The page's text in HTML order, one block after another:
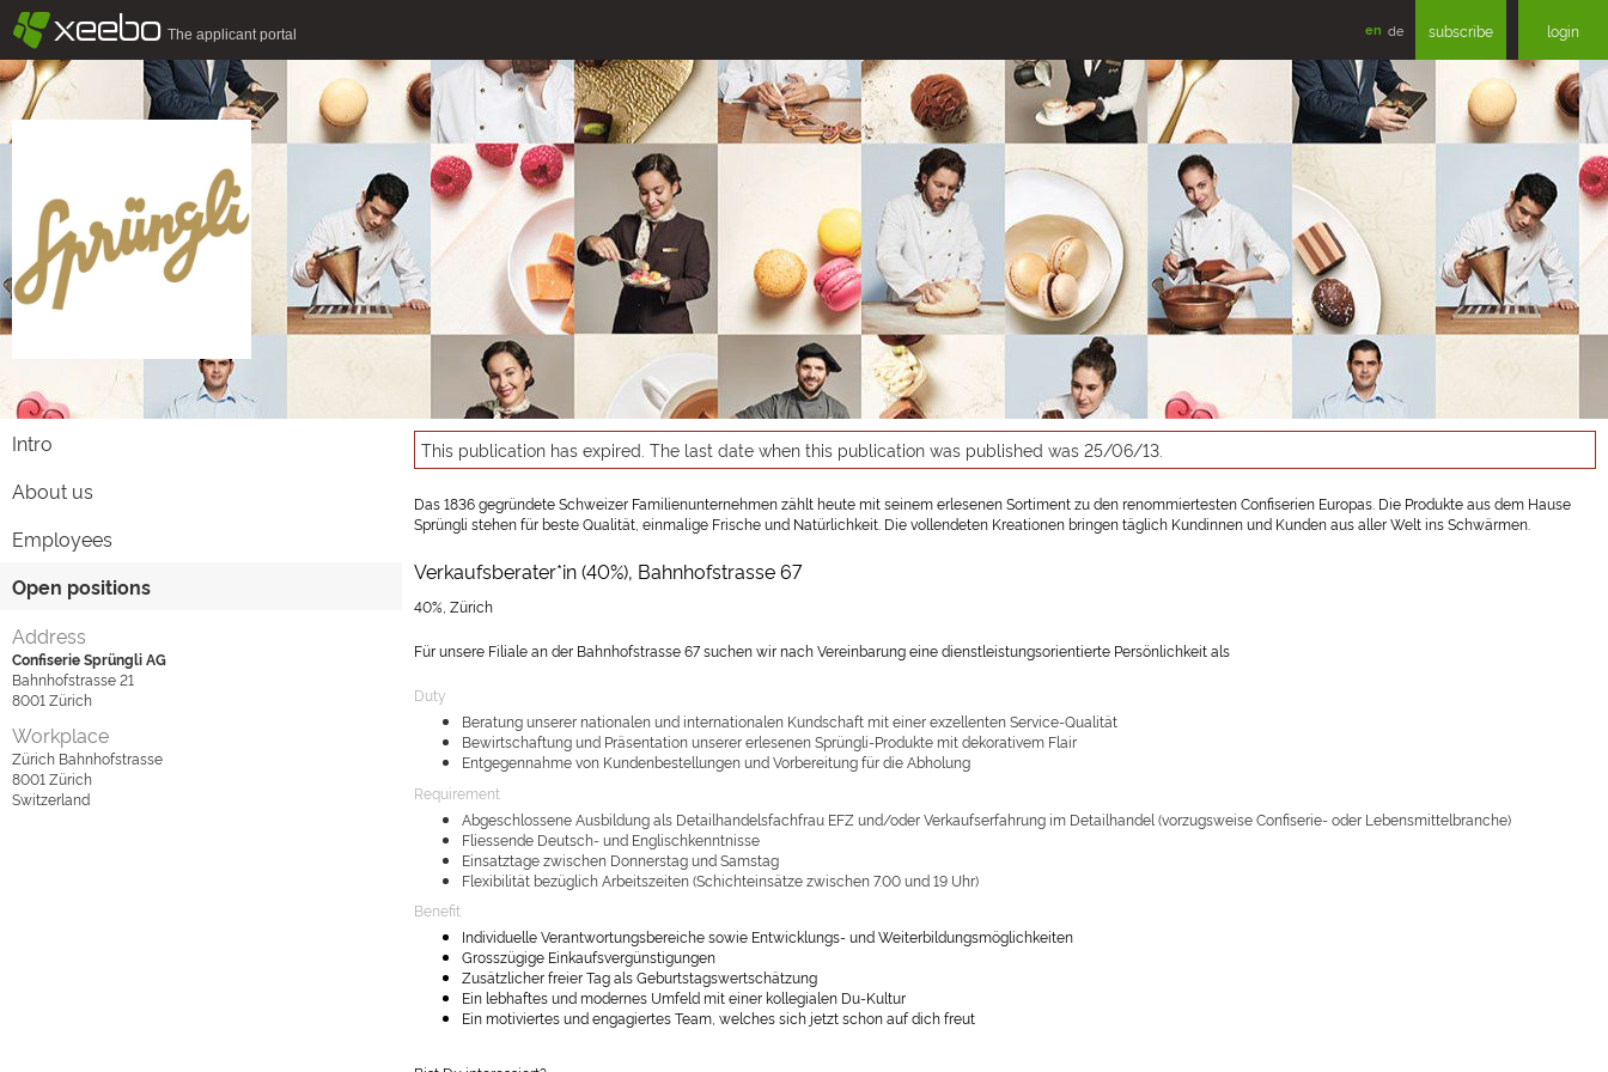
§xeebo The applicant portal en de subscribe login
Intro
About us
Employees
Open positions
Address
Confiserie Sprüngli AG
Bahnhofstrasse 21
8001 Zürich
Workplace
Zürich Bahnhofstrasse
8001 Zürich
Switzerland
This publication has expired. The last date when this publication was published was 25/06/13.
Das 1836 gegründete Schweizer Familienunternehmen zählt heute mit seinem erlesenen Sortiment zu den renommiertesten Confiserien Europas. Die Produkte aus dem Hause
Sprüngli stehen für beste Qualität, einmalige Frische und Natürlichkeit. Die vollendeten Kreationen bringen täglich Kundinnen und Kunden aus aller Welt ins Schwärmen.
Verkaufsberater*in (40%), Bahnhofstrasse 67
40%, Zürich
Für unsere Filiale an der Bahnhofstrasse 67 suchen wir nach Vereinbarung eine dienstleistungsorientierte Persönlichkeit als
Duty
Beratung unserer nationalen und internationalen Kundschaft mit einer exzellenten Service-Qualität
Bewirtschaftung und Präsentation unserer erlesenen Sprüngli-Produkte mit dekorativem Flair
Entgegennahme von Kundenbestellungen und Vorbereitung für die Abholung
Requirement
Abgeschlossene Ausbildung als Detailhandelsfachfrau EFZ und/oder Verkaufserfahrung im Detailhandel (vorzugsweise Confiserie- oder Lebensmittelbranche)
Fliessende Deutsch- und Englischkenntnisse
Einsatztage zwischen Donnerstag und Samstag
Flexibilität bezüglich Arbeitszeiten (Schichteinsätze zwischen 7.00 und 19 Uhr)
Benefit
Individuelle Verantwortungsbereiche sowie Entwicklungs- und Weiterbildungsmöglichkeiten
Grosszügige Einkaufsvergünstigungen
Zusätzlicher freier Tag als Geburtstagswertschätzung
Ein lebhaftes und modernes Umfeld mit einer kollegialen Du-Kultur
Ein motiviertes und engagiertes Team, welches sich jetzt schon auf dich freut